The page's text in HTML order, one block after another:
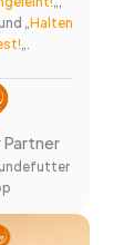
„Halten
„.